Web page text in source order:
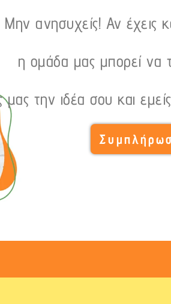
Μην ανησυχείς! Αν έχεις
η ομάδα μας μπορεί να
μας την ιδέα σου και